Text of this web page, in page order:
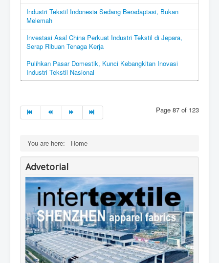
Industri Tekstil Indonesia Sedang Beradaptasi, Bukan
Melemah
Investasi Asal China Perkuat Industri Tekstil di Jepara,
Serap Ribuan Tenaga Kerja
Pulihkan Pasar Domestik, Kunci Kebangkitan Inovasi
Industri Tekstil Nasional
Page 87 of 123
You are here: Home
Advetorial